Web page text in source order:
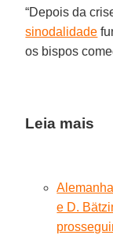
“Depois da
sinodalidade
os bispos
Leia mais
e D.